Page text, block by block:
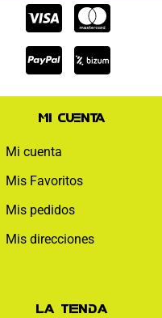
Cc-
visa
Cc-
Cc-
paypal
Mi cuenta
Mi cuenta
Mis Favoritos
Mis pedidos
Mis direcciones
La tienda